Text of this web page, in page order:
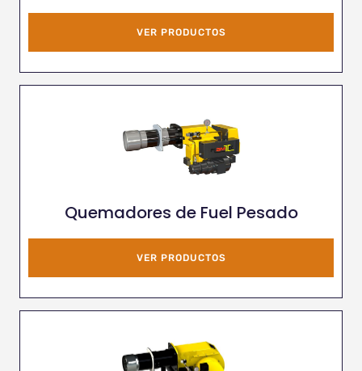
VER PRODUCTOS
Quemadores de Fuel Pesado
VER PRODUCTOS